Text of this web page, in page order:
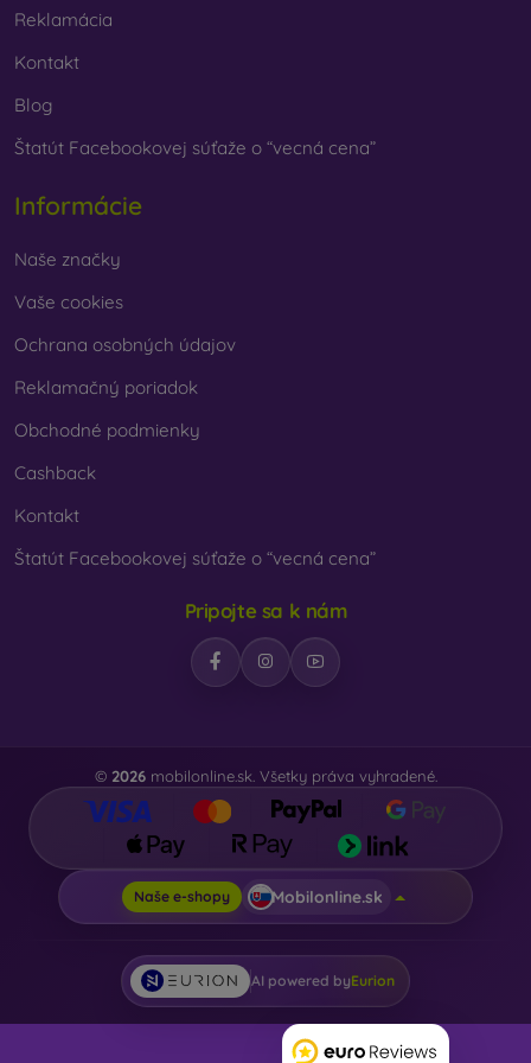
Reklamácia
Kontakt
Blog
Štatút Facebookovej súťaže o “vecná cena”
Informácie
Naše značky
Vaše cookies
Ochrana osobných údajov
Reklamačný poriadok
Obchodné podmienky
Cashback
Kontakt
Štatút Facebookovej súťaže o “vecná cena”
Pripojte sa k nám
© 2026mobilonline.sk. Všetky práva vyhradené.
Naše e-shopy Mobilonline.sk
AI powered byEurion